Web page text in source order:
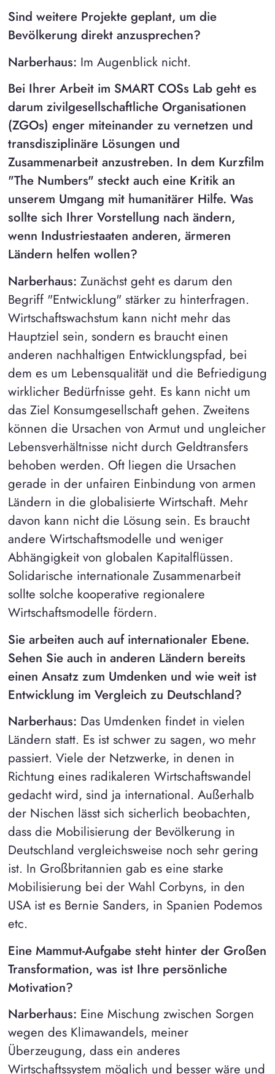
Sind weitere Projekte geplant, um die
Bevölkerung direkt anzusprechen?
Narberhaus: Im Augenblick nicht.
Bei Ihrer Arbeit im SMART COSs Lab geht es
darum zivilgesellschaftliche Organisationen
(ZGOs) enger miteinander zu vernetzen und
transdisziplinäre Lösungen und
Zusammenarbeit anzustreben. In dem Kurzfilm
"The Numbers" steckt auch eine Kritik an
unserem Umgang mit humanitärer Hilfe. Was
sollte sich Ihrer Vorstellung nach ändern,
wenn Industriestaaten anderen, ärmeren
Ländern helfen wollen?
Narberhaus: Zunächst geht es darum den
Begriff "Entwicklung" stärker zu hinterfragen.
Wirtschaftswachstum kann nicht mehr das
Hauptziel sein, sondern es braucht einen
anderen nachhaltigen Entwicklungspfad, bei
dem es um Lebensqualität und die Befriedigung
wirklicher Bedürfnisse geht. Es kann nicht um
das Ziel Konsumgesellschaft gehen. Zweitens
können die Ursachen von Armut und ungleicher
Lebensverhältnisse nicht durch Geldtransfers
behoben werden. Oft liegen die Ursachen
gerade in der unfairen Einbindung von armen
Ländern in die globalisierte Wirtschaft. Mehr
davon kann nicht die Lösung sein. Es braucht
andere Wirtschaftsmodelle und weniger
Abhängigkeit von globalen Kapitalflüssen.
Solidarische internationale Zusammenarbeit
sollte solche kooperative regionalere
Wirtschaftsmodelle fördern.
Sie arbeiten auch auf internationaler Ebene.
Sehen Sie auch in anderen Ländern bereits
einen Ansatz zum Umdenken und wie weit ist
Entwicklung im Vergleich zu Deutschland?
Narberhaus: Das Umdenken findet in vielen
Ländern statt. Es ist schwer zu sagen, wo mehr
passiert. Viele der Netzwerke, in denen in
Richtung eines radikaleren Wirtschaftswandel
gedacht wird, sind ja international. Außerhalb
der Nischen lässt sich sicherlich beobachten,
dass die Mobilisierung der Bevölkerung in
Deutschland vergleichsweise noch sehr gering
ist. In Großbritannien gab es eine starke
Mobilisierung bei der Wahl Corbyns, in den
USA ist es Bernie Sanders, in Spanien Podemos
etc.
Eine Mammut-Aufgabe steht hinter der Großen
Transformation, was ist Ihre persönliche
Motivation?
Narberhaus: Eine Mischung zwischen Sorgen
wegen des Klimawandels, meiner
Überzeugung, dass ein anderes
Wirtschaftssystem möglich und besser wäre und